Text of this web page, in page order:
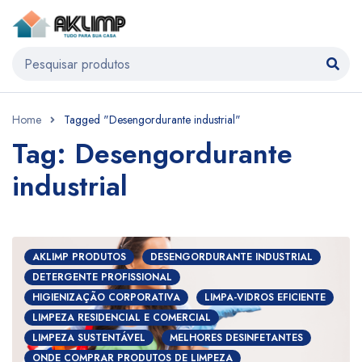
Home Tagged "Desengordurante industrial"
Tag: Desengordurante
industrial
AKLIMP PRODUTOS
DESENGORDURANTE INDUSTRIAL
DETERGENTE PROFISSIONAL
HIGIENIZAÇÃO CORPORATIVA
LIMPA-VIDROS EFICIENTE
LIMPEZA RESIDENCIAL E COMERCIAL
LIMPEZA SUSTENTÁVEL
MELHORES DESINFETANTES
ONDE COMPRAR PRODUTOS DE LIMPEZA